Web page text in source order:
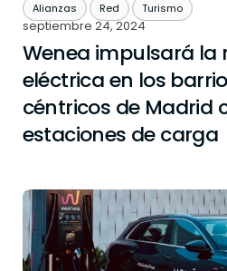
Alianzas Red Turismo
septiembre 24, 2024
Wenea impulsará la
eléctrica en los
céntricos de Madrid
estaciones de carga